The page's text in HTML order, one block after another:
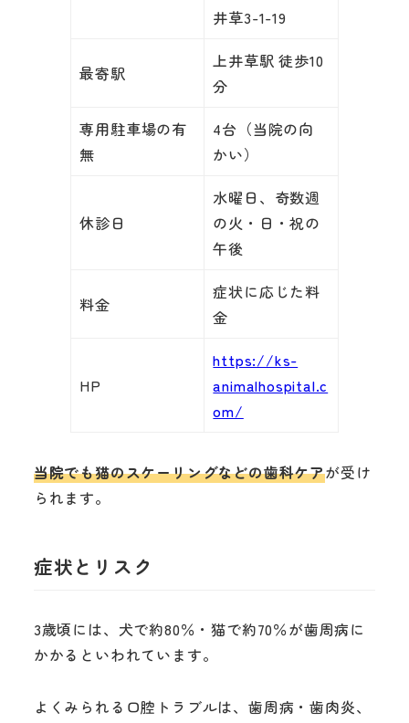
井草3-1-19
最寄駅
上井草駅 徒歩10
分
専用駐車場の有
無
4台（当院の向
かい）
休診日
水曜日、奇数週
の火・日・祝の
午後
料金
症状に応じた料
金
HP
https://ks-
animalhospital.c
om/
当院でも猫のスケーリングなどの歯科ケアが受け
られます。
症状とリスク
3歳頃には、犬で約80％・猫で約70％が歯周病に
かかるといわれています。
よくみられる口腔トラブルは、歯周病・歯肉炎、